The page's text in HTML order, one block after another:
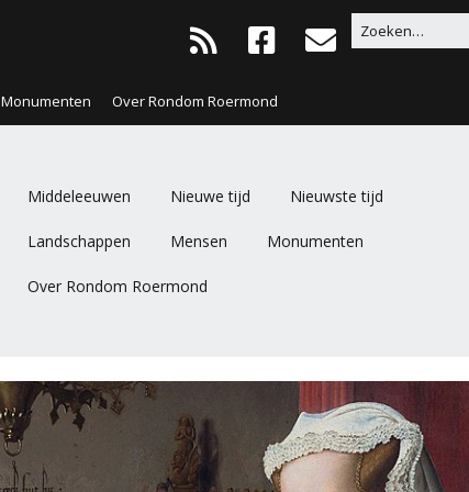
Monumenten Over Rondom Roermond
Middeleeuwen Nieuwe tijd Nieuwste tijd
Landschappen Mensen Monumenten
Over Rondom Roermond